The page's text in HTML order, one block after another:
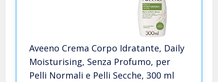
Aveeno Crema Corpo Idratante, Daily
Moisturising, Senza Profumo, per
Pelli Normali e Pelli Secche, 300 ml